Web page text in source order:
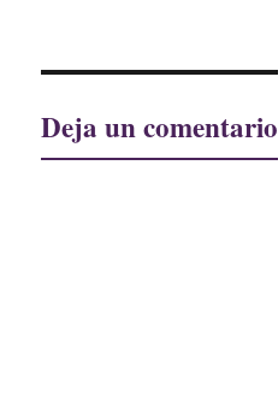
Deja un comentario